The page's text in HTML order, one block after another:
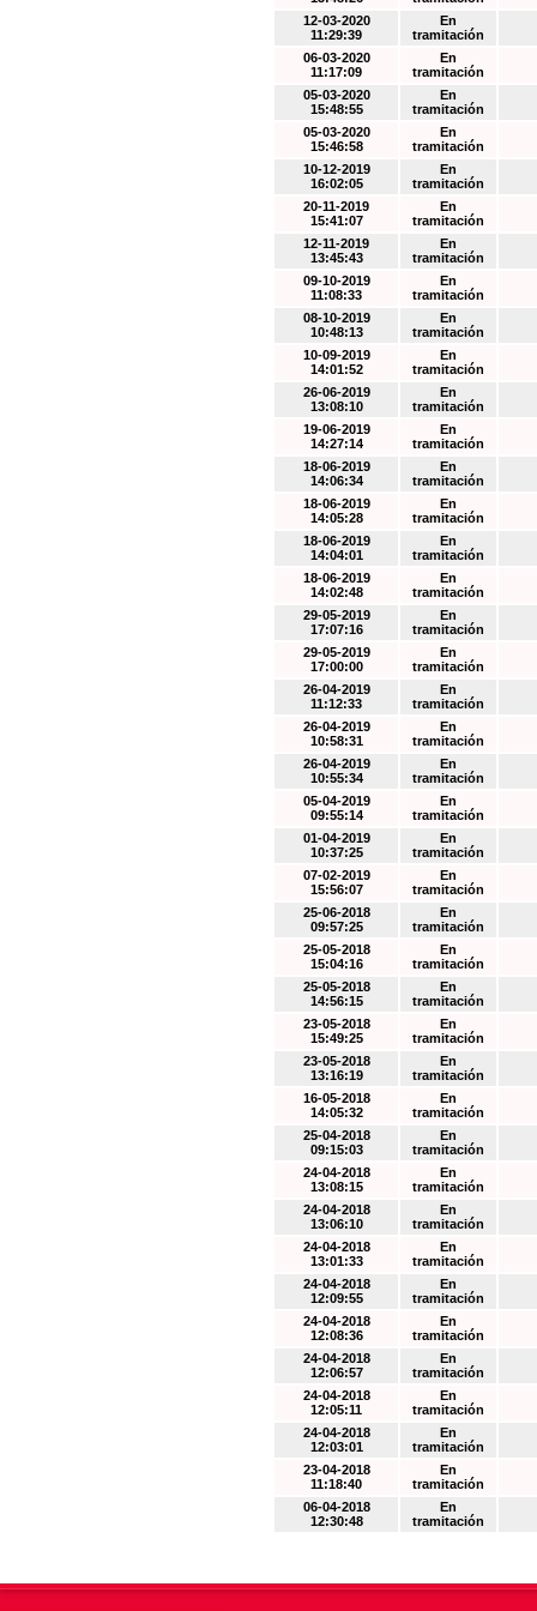
12-03-2020
11:29:39
En
tramitación
06-03-2020
11:17:09
En
tramitación
05-03-2020
15:48:55
En
tramitación
05-03-2020
15:46:58
En
tramitación
10-12-2019
16:02:05
En
tramitación
20-11-2019
15:41:07
En
tramitación
12-11-2019
13:45:43
En
tramitación
09-10-2019
11:08:33
En
tramitación
08-10-2019
10:48:13
En
tramitación
10-09-2019
14:01:52
En
tramitación
26-06-2019
13:08:10
En
tramitación
19-06-2019
14:27:14
En
tramitación
18-06-2019
14:06:34
En
tramitación
18-06-2019
14:05:28
En
tramitación
18-06-2019
14:04:01
En
tramitación
18-06-2019
14:02:48
En
tramitación
29-05-2019
17:07:16
En
tramitación
29-05-2019
17:00:00
En
tramitación
26-04-2019
11:12:33
En
tramitación
26-04-2019
10:58:31
En
tramitación
26-04-2019
10:55:34
En
tramitación
05-04-2019
09:55:14
En
tramitación
01-04-2019
10:37:25
En
tramitación
07-02-2019
15:56:07
En
tramitación
25-06-2018
09:57:25
En
tramitación
25-05-2018
15:04:16
En
tramitación
25-05-2018
14:56:15
En
tramitación
23-05-2018
15:49:25
En
tramitación
23-05-2018
13:16:19
En
tramitación
16-05-2018
14:05:32
En
tramitación
25-04-2018
09:15:03
En
tramitación
24-04-2018
13:08:15
En
tramitación
24-04-2018
13:06:10
En
tramitación
24-04-2018
13:01:33
En
tramitación
24-04-2018
12:09:55
En
tramitación
24-04-2018
12:08:36
En
tramitación
24-04-2018
12:06:57
En
tramitación
24-04-2018
12:05:11
En
tramitación
24-04-2018
12:03:01
En
tramitación
23-04-2018
11:18:40
En
tramitación
06-04-2018
12:30:48
En
tramitación